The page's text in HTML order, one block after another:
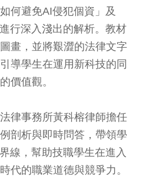
何避免AI侵犯個資」及
行深入淺出的解析。教材
畫，並將艱澀的法律文字
導學生在運用新科技的同
價值觀。
律事務所黃科榕律師擔任
剖析與即時問答，帶領學
線，幫助技職學生在進入
代的職業道德與競爭力。